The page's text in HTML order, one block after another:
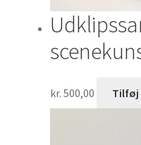
kr. 500,00 Tilføj